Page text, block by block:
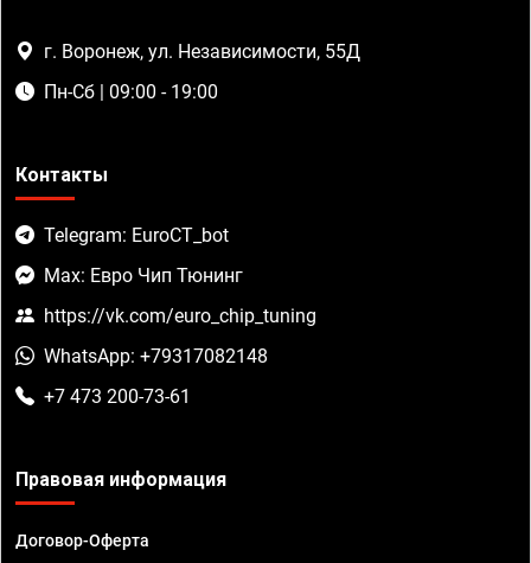
г. Воронеж, ул. Независимости, 55Д
Пн-Сб | 09:00 - 19:00
Контакты
Telegram: EuroCT_bot
Max: Евро Чип Тюнинг
https://vk.com/euro_chip_tuning
WhatsApp: +79317082148
+7 473 200-73-61
Правовая информация
Договор-Оферта